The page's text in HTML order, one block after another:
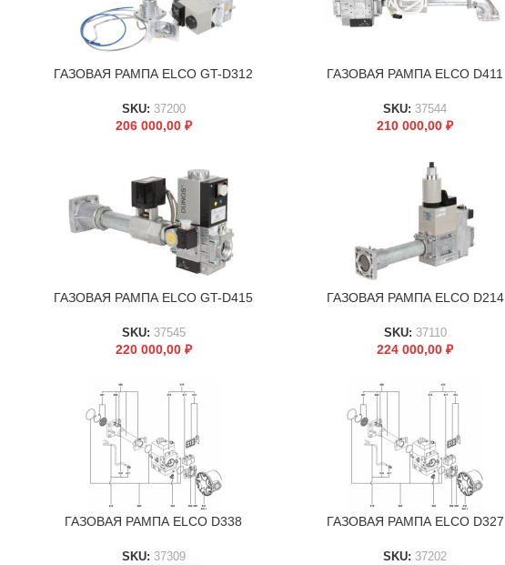
В КОРЗИНУ
ГАЗОВАЯ РАМПА ELCO GT-D312
SKU: 37200
206 000,00 ₽
В КОРЗИНУ
ГАЗОВАЯ РАМПА ELCO D411
SKU: 37544
210 000,00₽
В КОРЗИНУ
ГАЗОВАЯ РАМПА ELCO GT-D415
SKU: 37545
220 000,00 ₽
В КОРЗИНУ
ГАЗОВАЯ РАМПА ELCO D214
SKU: 37110
224 000,00₽
В КОРЗИНУ
ГАЗОВАЯ РАМПА ELCO D338
SKU: 37309
В КОРЗИНУ
ГАЗОВАЯ РАМПА ELCO D327
SKU: 37202